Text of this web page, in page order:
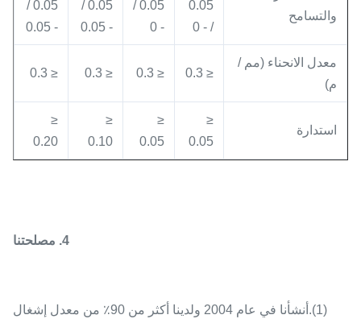
والتسامح
0.05
/ - 0
0.05 /
- 0
0.05 /
- 0.05
0.05 /
- 0.05
معدل الانحناء (مم /
م)
≤ 0.3
≤ 0.3
≤ 0.3
≤ 0.3
استدارة
≤
0.05
≤
0.05
≤
0.10
≤
0.20
4. مصلحتنا
(1).أنشأنا في عام 2004 ولدينا أكثر من 90٪ من معدل إشغال